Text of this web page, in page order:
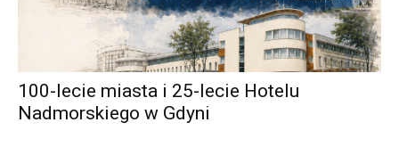
100-lecie miasta i 25-lecie Hotelu
Nadmorskiego w Gdyni